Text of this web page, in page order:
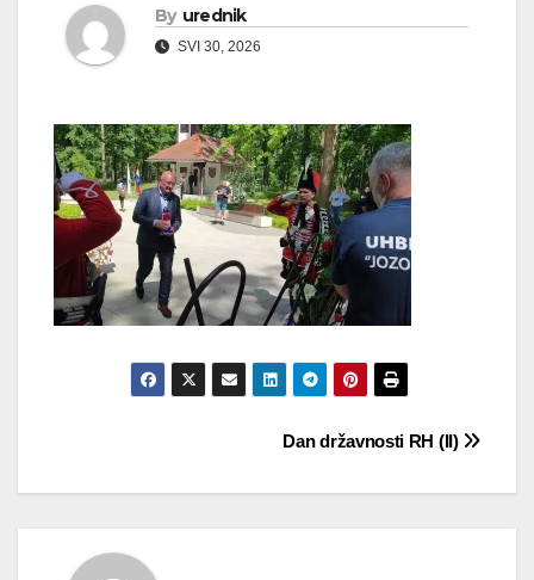
By urednik
SVI 30, 2026
objava
Dan državnosti RH (II)